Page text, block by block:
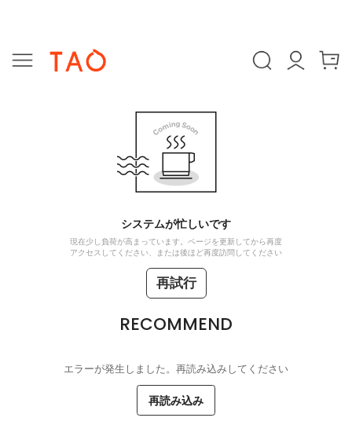
システムが忙しいです
現在少し負荷が高まっています。ページを更新してから再度
アクセスしてください、または後ほど再度訪問してください
再試行
RECOMMEND
エラーが発生しました。再読み込みしてください
再読み込み